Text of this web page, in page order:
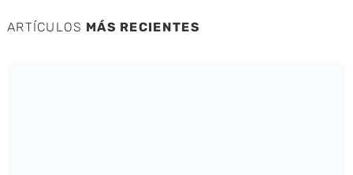
ARTÍCULOS MÁS RECIENTES